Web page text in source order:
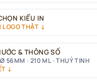
KIỂU IN
LOGO THẬT ↓
& THÔNG SỐ
56MM · 210 ML · THUỶ TINH
↓